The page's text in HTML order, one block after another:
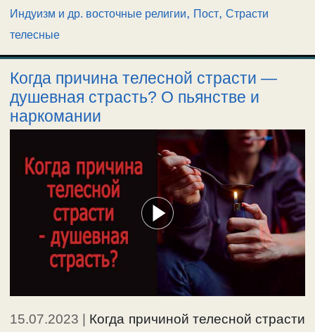
Индуизм и др. восточные религии, Пост, Страсти
телесные
Когда причина телесной страсти —
душевная страсть? О пьянстве и
наркомании
15.07.2023
Когда причиной телесной страсти